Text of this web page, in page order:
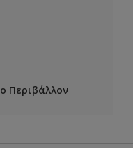
Περιβάλλον